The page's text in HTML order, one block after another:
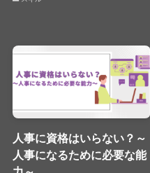
人事に資格はいらない？～
人事になるために必要な能